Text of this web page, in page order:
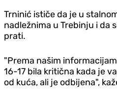
Trninić ističe da je u
nadležnima u Trebinju i da
prati.
"Prema našim
16-17 bila kritična kada je
od kuća, ali je odbijena",